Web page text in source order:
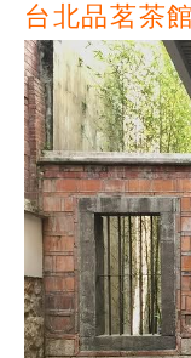
台北品茗茶